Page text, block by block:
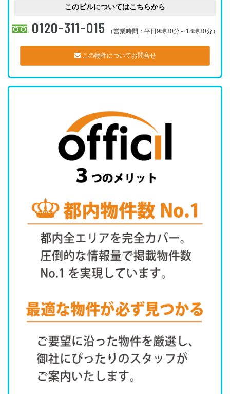
このビルについてはこちらから
0120-311-015 （営業時間：平日9時30分～18時30分）
この物件についてお問合せ